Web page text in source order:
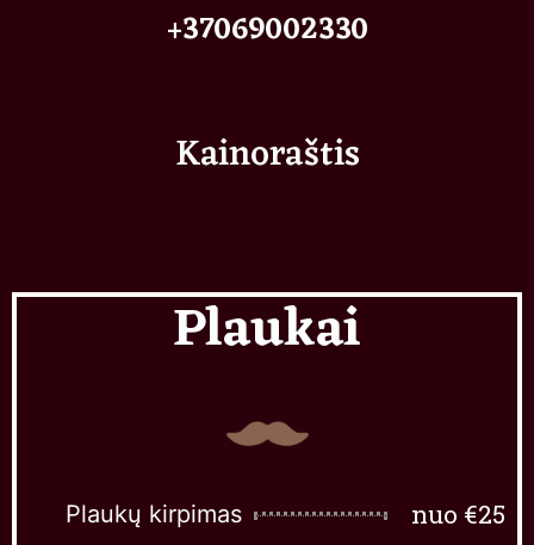
+37069002330
Kainoraštis
Plaukai
Plaukų kirpimas nuo €25